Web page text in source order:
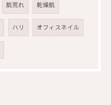
肌荒れ 乾燥肌
ハリ オフィスネイル